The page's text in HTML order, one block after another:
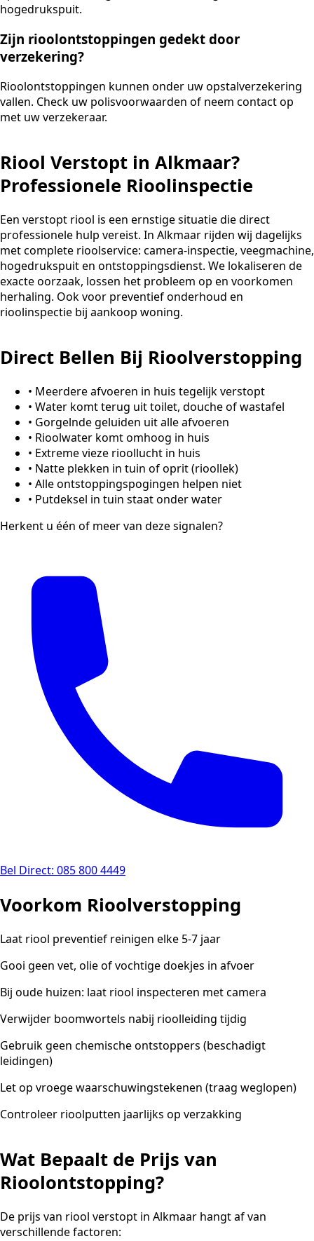
hogedrukspuit.
Zijn rioolontstoppingen gedekt door
verzekering?
Rioolontstoppingen kunnen onder uw opstalverzekering
vallen. Check uw polisvoorwaarden of neem contact op
met uw verzekeraar.
Riool Verstopt in Alkmaar?
Professionele Rioolinspectie
Een verstopt riool is een ernstige situatie die direct
professionele hulp vereist. In Alkmaar rijden wij dagelijks
met complete rioolservice: camera-inspectie, veegmachine,
hogedrukspuit en ontstoppingsdienst. We lokaliseren de
exacte oorzaak, lossen het probleem op en voorkomen
herhaling. Ook voor preventief onderhoud en
rioolinspectie bij aankoop woning.
Direct Bellen Bij Rioolverstopping
• Meerdere afvoeren in huis tegelijk verstopt
• Water komt terug uit toilet, douche of wastafel
• Gorgelnde geluiden uit alle afvoeren
• Rioolwater komt omhoog in huis
• Extreme vieze rioollucht in huis
• Natte plekken in tuin of oprit (rioollek)
• Alle ontstoppingspogingen helpen niet
• Putdeksel in tuin staat onder water
Herkent u één of meer van deze signalen?
Bel Direct: 085 800 4449
Voorkom Rioolverstopping
Laat riool preventief reinigen elke 5-7 jaar
Gooi geen vet, olie of vochtige doekjes in afvoer
Bij oude huizen: laat riool inspecteren met camera
Verwijder boomwortels nabij rioolleiding tijdig
Gebruik geen chemische ontstoppers (beschadigt
leidingen)
Let op vroege waarschuwingstekenen (traag weglopen)
Controleer rioolputten jaarlijks op verzakking
Wat Bepaalt de Prijs van
Rioolontstopping?
De prijs van riool verstopt in Alkmaar hangt af van
verschillende factoren: